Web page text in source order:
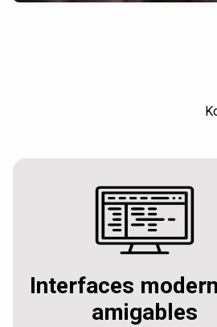
Interfaces
amigables